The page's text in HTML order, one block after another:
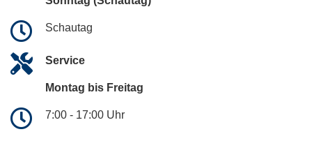
Schautag
Service
Montag bis Freitag
7:00 - 17:00 Uhr